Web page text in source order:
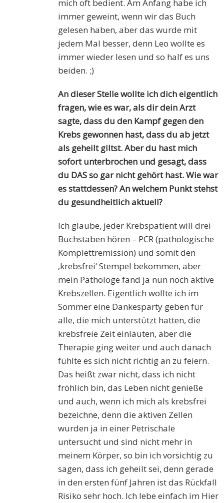
mich oft bedient. Am Anfang habe ich
immer geweint, wenn wir das Buch
gelesen haben, aber das wurde mit
jedem Mal besser, denn Leo wollte es
immer wieder lesen und so half es uns
beiden. ;)
An dieser Stelle wollte ich dich eigentlich
fragen, wie es war, als dir dein Arzt
sagte, dass du den Kampf gegen den
Krebs gewonnen hast, dass du ab jetzt
als geheilt giltst. Aber du hast mich
sofort unterbrochen und gesagt, dass
du DAS so gar nicht gehört hast. Wie war
es stattdessen? An welchem Punkt stehst
du gesundheitlich aktuell?
Ich glaube, jeder Krebspatient will drei
Buchstaben hören – PCR (pathologische
Komplettremission) und somit den
‚krebsfrei‘ Stempel bekommen, aber
mein Pathologe fand ja nun noch aktive
Krebszellen. Eigentlich wollte ich im
Sommer eine Dankesparty geben für
alle, die mich unterstützt hatten, die
krebsfreie Zeit einläuten, aber die
Therapie ging weiter und auch danach
fühlte es sich nicht richtig an zu feiern.
Das heißt zwar nicht, dass ich nicht
fröhlich bin, das Leben nicht genieße
und auch, wenn ich mich als krebsfrei
bezeichne, denn die aktiven Zellen
wurden ja in einer Petrischale
untersucht und sind nicht mehr in
meinem Körper, so bin ich vorsichtig zu
sagen, dass ich geheilt sei, denn gerade
in den ersten fünf Jahren ist das Rückfall
Risiko sehr hoch. Ich lebe einfach im Hier